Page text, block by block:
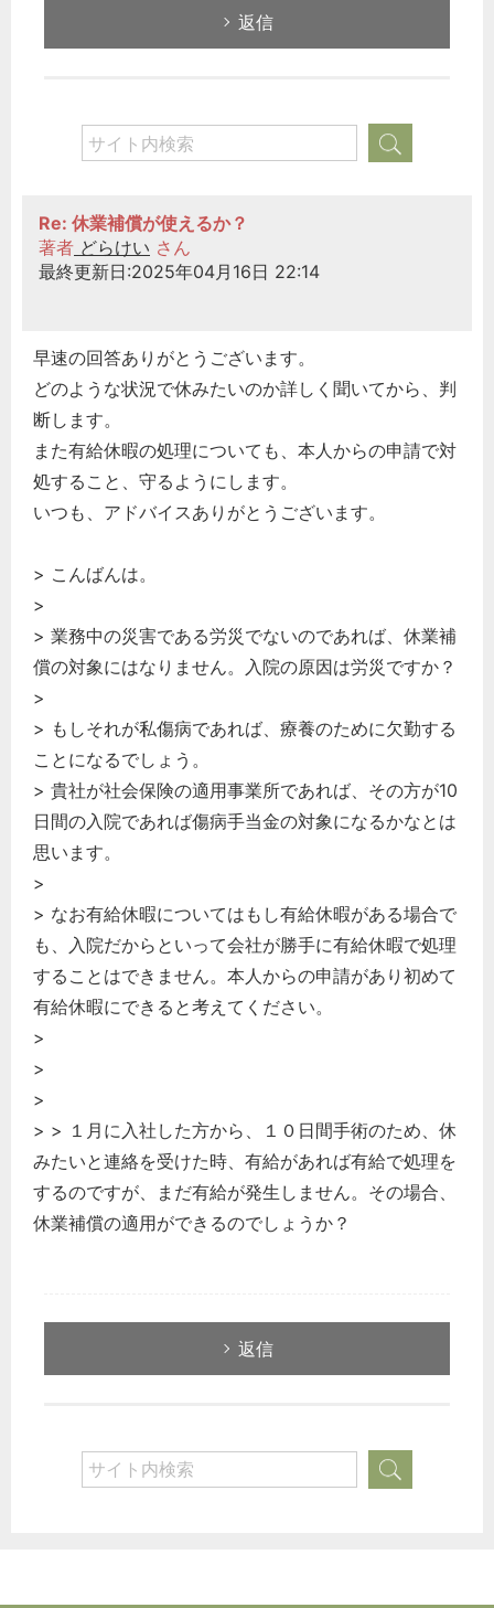
返信
Re: 休業補償が使えるか？
著者 どらけい さん
最終更新日:2025年04月16日 22:14
早速の回答ありがとうございます。
どのような状況で休みたいのか詳しく聞いてから、判
断します。
また有給休暇の処理についても、本人からの申請で対
処すること、守るようにします。
いつも、アドバイスありがとうございます。
> こんばんは。
>
> 業務中の災害である労災でないのであれば、休業補
償の対象にはなりません。入院の原因は労災ですか？
>
> もしそれが私傷病であれば、療養のために欠勤する
ことになるでしょう。
> 貴社が社会保険の適用事業所であれば、その方が10
日間の入院であれば傷病手当金の対象になるかなとは
思います。
>
> なお有給休暇についてはもし有給休暇がある場合で
も、入院だからといって会社が勝手に有給休暇で処理
することはできません。本人からの申請があり初めて
有給休暇にできると考えてください。
>
>
>
> > １月に入社した方から、１０日間手術のため、休
みたいと連絡を受けた時、有給があれば有給で処理を
するのですが、まだ有給が発生しません。その場合、
休業補償の適用ができるのでしょうか？
返信